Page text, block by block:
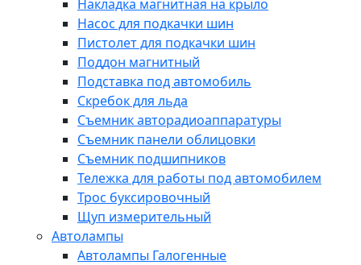
Накладка магнитная на крыло
Насос для подкачки шин
Пистолет для подкачки шин
Поддон магнитный
Подставка под автомобиль
Скребок для льда
Съемник авторадиоаппаратуры
Съемник панели облицовки
Съемник подшипников
Тележка для работы под автомобилем
Трос буксировочный
Щуп измерительный
Автолампы
Автолампы Галогенные